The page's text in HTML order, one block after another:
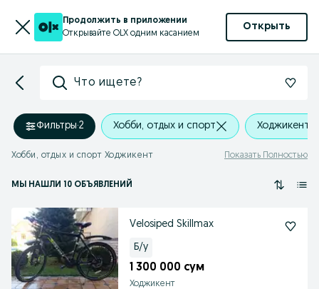
Продолжить в приложении
Открывайте OLX одним касанием
Открыть
Что ищете?
Фильтры·2 Хобби, отдых и спорт Ходжикент
Хобби, отдых и спорт Ходжикент Показать Полностью
МЫ НАШЛИ 10 ОБЪЯВЛЕНИЙ
Velosiped Skillmax
Б/у
1 300 000 сум
Ходжикент